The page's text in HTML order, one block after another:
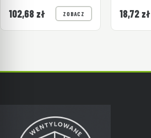
(KARTUSZ)
102,68 zł ZOBACZ
18,72 zł